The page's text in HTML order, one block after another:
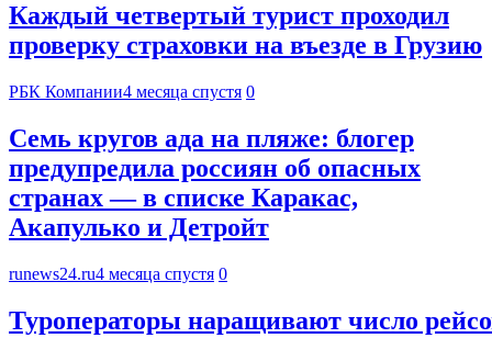
Каждый четвертый турист проходил
проверку страховки на въезде в Грузию
РБК Компании4 месяца спустя 0
Семь кругов ада на пляже: блогер
предупредила россиян об опасных
странах — в списке Каракас,
Акапулько и Детройт
runews24.ru4 месяца спустя 0
Туроператоры наращивают число